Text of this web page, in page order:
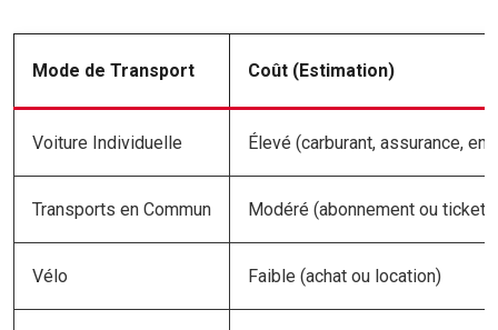
Mode de Transport Coût (Estimation)
Voiture Individuelle Élevé (carburant, assurance,
Transports en Commun Modéré (abonnement ou ticket)
Vélo Faible (achat ou location)